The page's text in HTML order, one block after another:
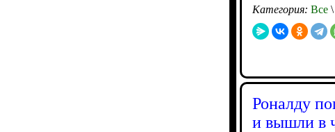
Категория: Все \
Роналду
и вышли в